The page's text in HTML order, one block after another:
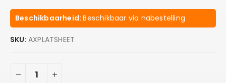
Beschikbaarheid:Beschikbaar via nabestelling
SKU: AXPLATSHEET